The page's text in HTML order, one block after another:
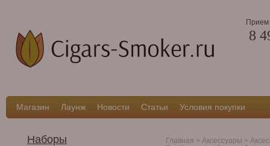
Прием
8
Магазин Лаунж Новости Статьи Условия покупки
Наборы Главная > Аксессуары >